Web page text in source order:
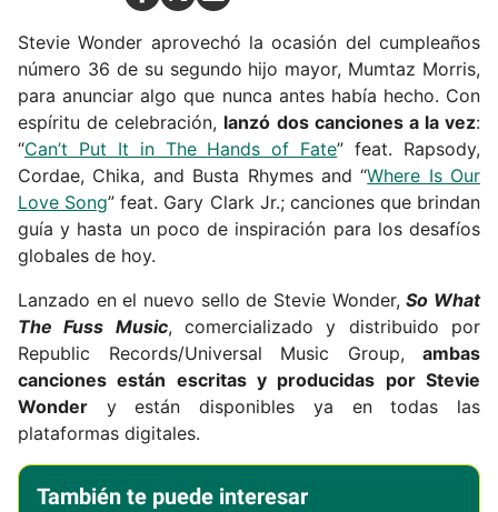
Stevie Wonder aprovechó la ocasión del cumpleaños
número 36 de su segundo hijo mayor, Mumtaz Morris,
para anunciar algo que nunca antes había hecho. Con
espíritu de celebración, lanzó dos canciones a la vez:
“Can’t Put It in The Hands of Fate” feat. Rapsody,
Cordae, Chika, and Busta Rhymes and “Where Is Our
Love Song” feat. Gary Clark Jr.; canciones que brindan
guía y hasta un poco de inspiración para los desafíos
globales de hoy.
Lanzado en el nuevo sello de Stevie Wonder,So What
The Fuss Music, comercializado y distribuido por
Republic Records/Universal Music Group, ambas
canciones están escritas y producidas por Stevie
Wonder y están disponibles ya en todas las
plataformas digitales.
También te puede interesar